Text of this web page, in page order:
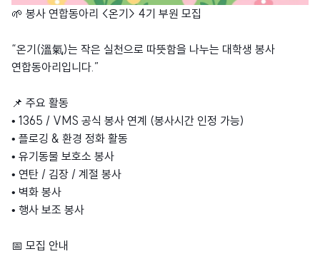
🌱 봉사 연합동아리 <온기> 4기 부원 모집
“온기(溫氣)는 작은 실천으로 따뜻함을 나누는 대학생 봉사
연합동아리입니다.”
📌 주요 활동
• 1365 / VMS 공식 봉사 연계 (봉사시간 인정 가능)
• 플로깅 & 환경 정화 활동
• 유기동물 보호소 봉사
• 연탄 / 김장 / 계절 봉사
• 벽화 봉사
• 행사 보조 봉사
📅 모집 안내